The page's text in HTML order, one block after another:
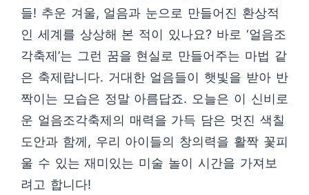
들! 추운 겨울, 얼음과 눈으로 만들어진 환상적
인 세계를 상상해 본 적이 있나요? 바로 ‘얼음조
각축제’는 그런 꿈을 현실로 만들어주는 마법 같
은 축제랍니다. 거대한 얼음들이 햇빛을 받아 반
짝이는 모습은 정말 아름답죠. 오늘은 이 신비로
운 얼음조각축제의 매력을 가득 담은 멋진 색칠
도안과 함께, 우리 아이들의 창의력을 활짝 꽃피
울 수 있는 재미있는 미술 놀이 시간을 가져보
려고 합니다!